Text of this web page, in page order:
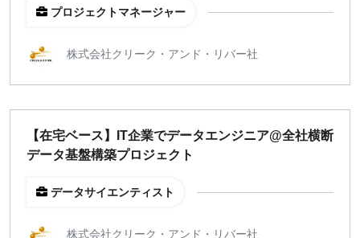
プロジェクトマネージャー
株式会社クリーク・アンド・リバー社
【在宅ベース】IT企業でデータエンジニア@全社横断
データ基盤構築プロジェクト
データサイエンティスト
株式会社クリーク・アンド・リバー社